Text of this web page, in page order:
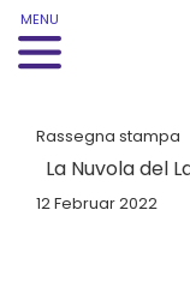
MENU
Rassegna stampa
La Nuvola del
12 Februar 2022